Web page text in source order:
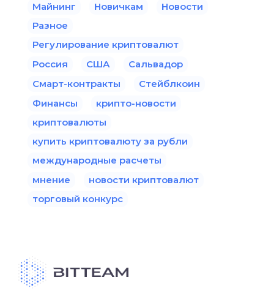
Майнинг
Новичкам
Новости
Разное
Регулирование криптовалют
Россия
США
Сальвадор
Смарт-контракты
Стейблкоин
Финансы
крипто-новости
криптовалюты
купить криптовалюту за рубли
международные расчеты
мнение
новости криптовалют
торговый конкурс